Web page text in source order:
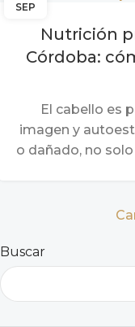
SEP
Nutrición
Córdoba:
El cabello es
imagen y
o dañado, no
Buscar